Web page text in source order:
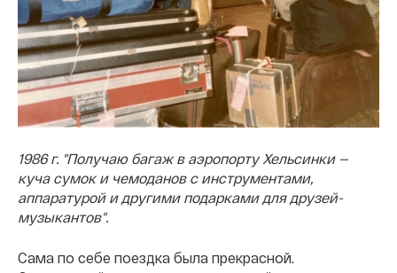
1986 г. "Получаю багаж в аэропорту Хельсинки —
куча сумок и чемоданов с инструментами,
аппаратурой и другими подарками для друзей-
музыкантов".
Сама по себе поездка была прекрасной.